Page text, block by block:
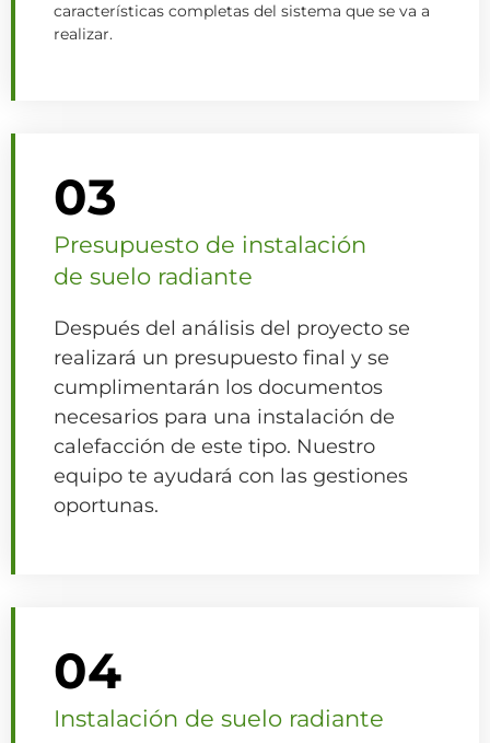
características completas del sistema que se va a
realizar.
03
Presupuesto de instalación
de suelo radiante
Después del análisis del proyecto se
realizará un presupuesto final y se
cumplimentarán los documentos
necesarios para una instalación de
calefacción de este tipo. Nuestro
equipo te ayudará con las gestiones
oportunas.
04
Instalación de suelo radiante